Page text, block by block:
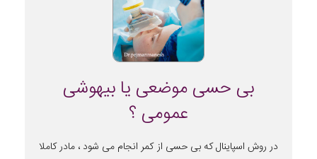
بی حسی موضعی یا بیهوشی
عمومی ؟
در روش اسپاینال که بی حسی از کمر انجام می شود ، مادر کاملا